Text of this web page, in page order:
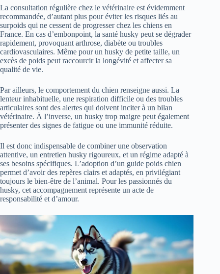
La consultation régulière chez le vétérinaire est évidemment
recommandée, d’autant plus pour éviter les risques liés au
surpoids qui ne cessent de progresser chez les chiens en
France. En cas d’embonpoint, la santé husky peut se dégrader
rapidement, provoquant arthrose, diabète ou troubles
cardiovasculaires. Même pour un husky de petite taille, un
excès de poids peut raccourcir la longévité et affecter sa
qualité de vie.
Par ailleurs, le comportement du chien renseigne aussi. La
lenteur inhabituelle, une respiration difficile ou des troubles
articulaires sont des alertes qui doivent inciter à un bilan
vétérinaire. À l’inverse, un husky trop maigre peut également
présenter des signes de fatigue ou une immunité réduite.
Il est donc indispensable de combiner une observation
attentive, un entretien husky rigoureux, et un régime adapté à
ses besoins spécifiques. L’adoption d’un guide poids chien
permet d’avoir des repères clairs et adaptés, en privilégiant
toujours le bien-être de l’animal. Pour les passionnés du
husky, cet accompagnement représente un acte de
responsabilité et d’amour.